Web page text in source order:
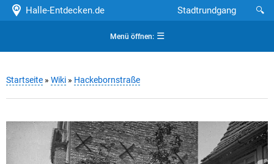
Halle-Entdecken.de 🔍
Stadtrundgang
Menü öffnen:☰
Startseite » Wiki » Hackebornstraße